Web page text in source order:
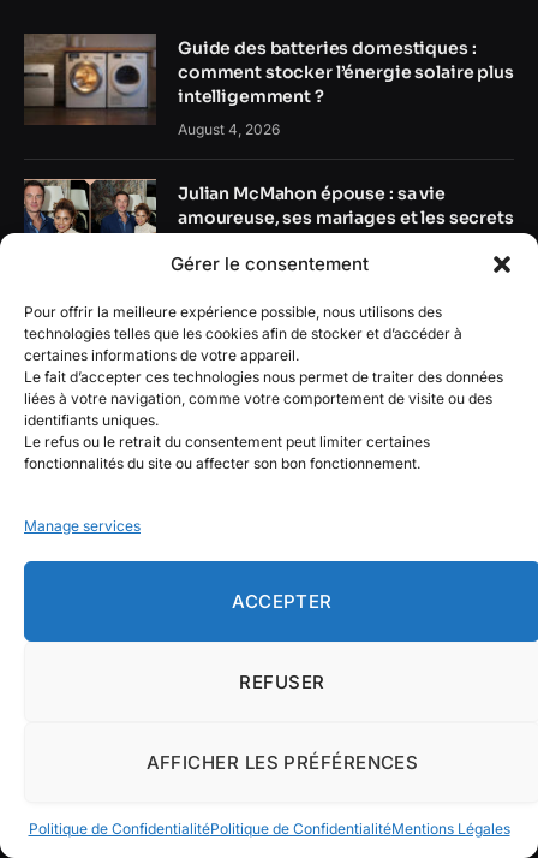
Gérer le consentement
Pour offrir la meilleure expérience possible, nous utilisons des
technologies telles que les cookies afin de stocker et d’accéder à
certaines informations de votre appareil.
Le fait d’accepter ces technologies nous permet de traiter des données
liées à votre navigation, comme votre comportement de visite ou des
identifiants uniques.
Le refus ou le retrait du consentement peut limiter certaines
fonctionnalités du site ou affecter son bon fonctionnement.
Manage services
ACCEPTER
REFUSER
AFFICHER LES PRÉFÉRENCES
Politique de ConfidentialitéPolitique de ConfidentialitéMentions Légales
Guide des batteries domestiques :
comment stocker l’énergie solaire plus
intelligemment ?
August 4, 2026
Julian McMahon épouse : sa vie
amoureuse, ses mariages et les secrets
August 3, 2026
Comment conserver sa routine
sportive pendant les vacances
August 3, 2026
les saveurs des fruits de saison
histoire d’amour éternelle
Revue de batteries solaires :